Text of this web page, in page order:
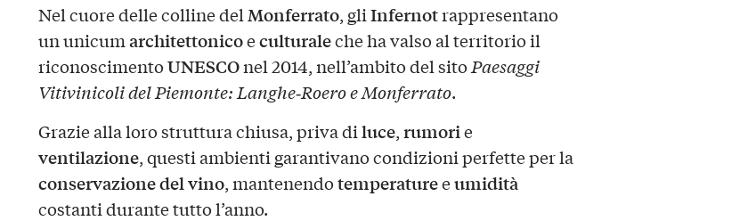
Nel cuore delle colline del Monferrato, gliInfernotrappresentano
un unicumarchitettonicoeculturaleche ha valso al territorio il
riconoscimentoUNESCOnel 2014, nell’ambito del sito Paesaggi
Vitivinicoli del Piemonte: Langhe‑Roero e Monferrato.
Grazie alla loro struttura chiusa, priva diluce,rumorie
ventilazione, questi ambienti garantivano condizioni perfette per la
conservazione del vino, mantenendotemperatureeumidità
costanti durante tutto l’anno.